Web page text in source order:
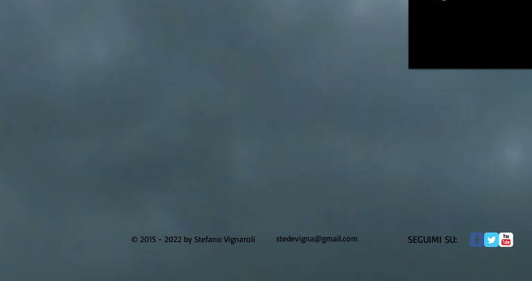
© 2015 - 2022 by Stefano Vignaroli stedevigna@gmail.com ​SEGUIMI SU: